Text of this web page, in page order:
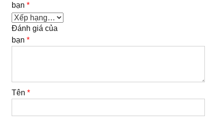
bạn*
Đánh giá của
bạn*
Tên*